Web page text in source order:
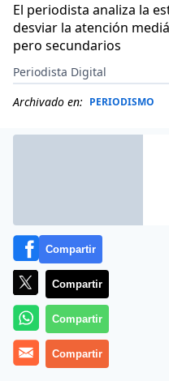
El periodista analiza la
desviar la atención
pero secundarios
Periodista Digital
Archivado en: PERIODISMO
Más información
Compartir
Compartir
Compartir
Compartir